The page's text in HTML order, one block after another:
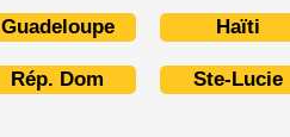
Guadeloupe Haïti
Rép. Dom Ste-Lucie